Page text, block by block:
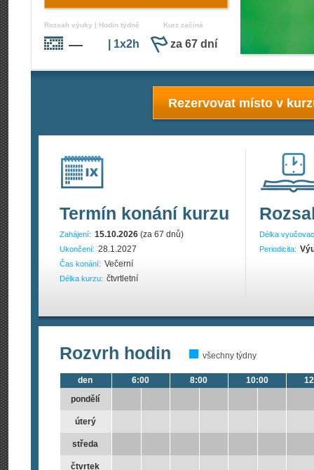
Rozsah výuky | Hodin týdně
— | 1x2h
Kurz začíná
za 67 dní
Rezervovat místo v
Termín konání kurzu
Zahájení: 15.10.2026 (za 67 dnů)
Ukončení: 28.1.2027
Čas konání: Večerní
Délka kurzu: čtvrtletní
Délka
Periodicita:
Rozvrh hodin všechny týdny
den
pondělí
úterý
středa
čtvrtek
6:00 8:00 10:00